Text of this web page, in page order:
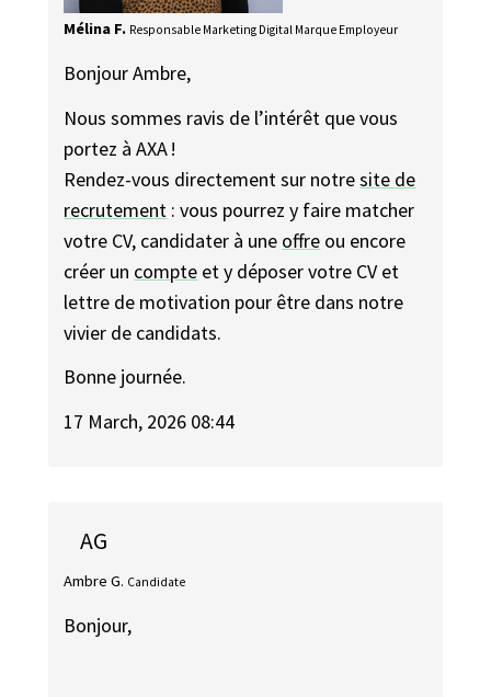
Mélina F. Responsable Marketing Digital Marque Employeur
Bonjour Ambre, ​
Nous sommes ravis de l’intérêt que vous
portez à AXA ! ​
Rendez-vous directement sur notresite de
recrutement : vous pourrez y faire matcher
votre CV, candidater à une offre ou encore
créer un compte et y déposer votre CV et
lettre de motivation pour être dans notre
vivier de candidats.
Bonne journée.
17 March, 2026 08:44
AG
Ambre G. Candidate
Bonjour,